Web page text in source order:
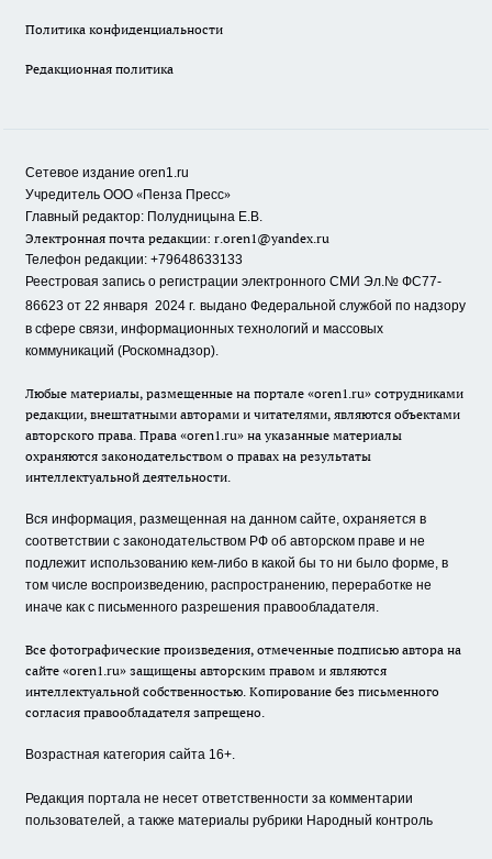
Политика конфиденциальности
Редакционная политика
Сетевое издание oren1.ru
Учредитель ООО «Пенза Пресс»
Главный редактор: Полудницына Е.В.
Электронная почта редакции: r.oren1@yandex.ru
Телефон редакции: +79648633133
Реестровая запись о регистрации электронного СМИ Эл.№ ФС77-
86623 от 22 января 2024 г. выдано Федеральной службой по надзору
в сфере связи, информационных технологий и массовых
коммуникаций (Роскомнадзор).
Любые материалы, размещенные на портале «oren1.ru» сотрудниками
редакции, внештатными авторами и читателями, являются объектами
авторского права. Права «oren1.ru» на указанные материалы
охраняются законодательством о правах на результаты
интеллектуальной деятельности.
Вся информация, размещенная на данном сайте, охраняется в
соответствии с законодательством РФ об авторском праве и не
подлежит использованию кем-либо в какой бы то ни было форме, в
том числе воспроизведению, распространению, переработке не
иначе как с письменного разрешения правообладателя.
Все фотографические произведения, отмеченные подписью автора на
сайте «oren1.ru» защищены авторским правом и являются
интеллектуальной собственностью. Копирование без письменного
согласия правообладателя запрещено.
Возрастная категория сайта 16+.
Редакция портала не несет ответственности за комментарии
пользователей, а также материалы рубрики Народный контроль